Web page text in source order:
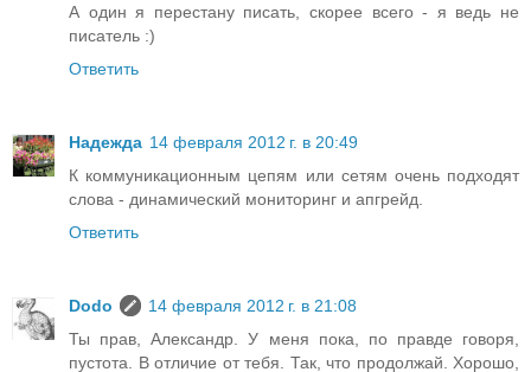
А один я перестану писать, скорее всего - я ведь не
писатель :)
Ответить
Надежда 14 февраля 2012 г. в 20:49
К коммуникационным цепям или сетям очень подходят
слова - динамический мониторинг и апгрейд.
Ответить
Dodo
14 февраля 2012 г. в 21:08
Ты прав, Александр. У меня пока, по правде говоря,
пустота. В отличие от тебя. Так, что продолжай. Хорошо,